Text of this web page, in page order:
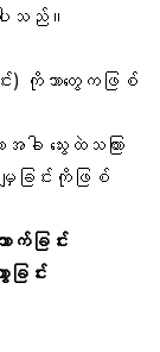
ပါသည်။
င်း) ကိုဘာတွေကဖြစ်
သွေးထဲသကြား
ခြင်းကိုဖြစ်
က်ခြင်း
ခြင်း